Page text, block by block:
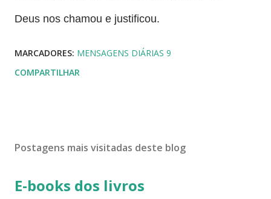
Deus nos chamou e justificou.
MARCADORES: MENSAGENS DIÁRIAS 9
COMPARTILHAR
Postagens mais visitadas deste blog
E-books dos livros